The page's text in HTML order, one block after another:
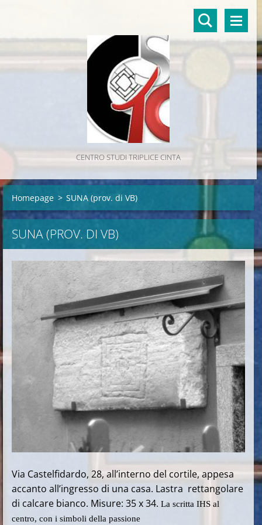
CENTRO STUDI TRIPLICE CINTA
Homepage > SUNA (prov. di VB)
SUNA (PROV. DI VB)
Via Castelfidardo, 28, all’interno del cortile, appesa
accanto all’ingresso di una casa. Lastra rettangolare
di calcare bianco. Misure: 35 x 34. La scritta IHS al
centro, con i simboli della passione